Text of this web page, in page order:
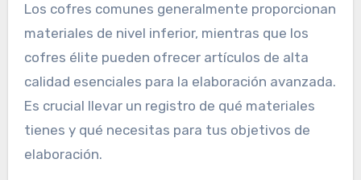
Los cofres comunes generalmente proporcionan
materiales de nivel inferior, mientras que los
cofres élite pueden ofrecer artículos de alta
calidad esenciales para la elaboración avanzada.
Es crucial llevar un registro de qué materiales
tienes y qué necesitas para tus objetivos de
elaboración.